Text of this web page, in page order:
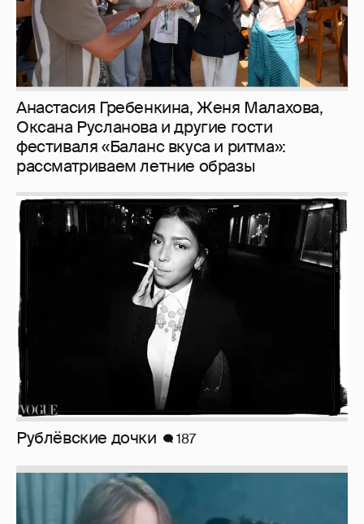
Анастасия Гребенкина, Женя Малахова,
Оксана Русланова и другие гости
фестиваля «Баланс вкуса и ритма»:
рассматриваем летние образы
Рублёвские дочки 187